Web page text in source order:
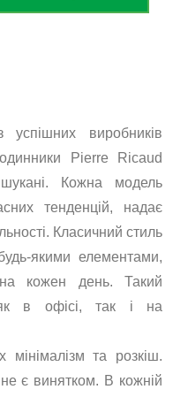
виробників
Pierre Ricaud
Кожна модель
тенденцій, надає
Класичний стиль
якими елементами,
кожен день. Такий
в офісі, так і на
та розкіш.
є винятком. В кожній